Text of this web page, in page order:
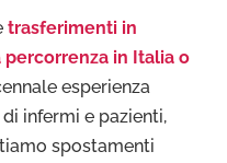
trasferimenti in
in Italia o
esperienza
infermi e pazienti,
spostamenti